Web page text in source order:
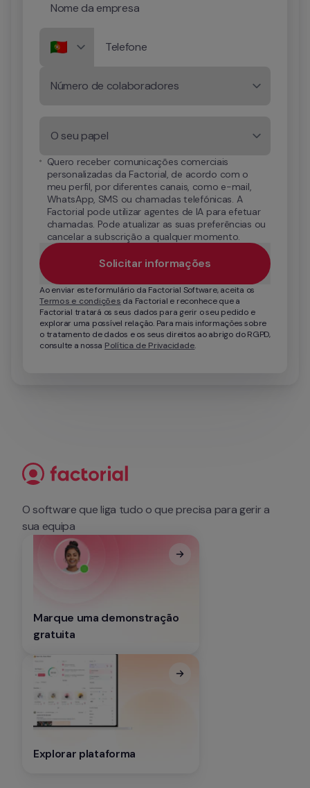
Nome da empresa
Telefone
Número de colaboradores
O seu papel
Quero receber comunicações comerciais
personalizadas da Factorial, de acordo com o
meu perfil, por diferentes canais, como e-mail,
WhatsApp, SMS ou chamadas telefónicas. A
Factorial pode utilizar agentes de IA para efetuar
chamadas. Pode atualizar as suas preferências ou
cancelar a subscrição a qualquer momento.
Termos e condições da Factorial e reconhece que a
Factorial tratará os seus dados para gerir o seu pedido e
explorar uma possível relação. Para mais informações sobre
o tratamento de dados e os seus direitos ao abrigo do RGPD,
consulte a nossa Política de Privacidade.
Solicitar informações
O software que liga tudo o que precisa para gerir a
sua equipa
Marque uma demonstração
gratuita
Explorar plataforma